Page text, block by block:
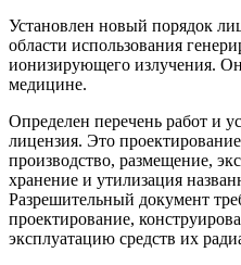
Установлен новый порядок
области использования
ионизирующего излучения.
медицине.
Определен перечень работ и
лицензия. Это
производство, размещение,
хранение и утилизация
Разрешительный документ
проектирование,
эксплуатацию средств их